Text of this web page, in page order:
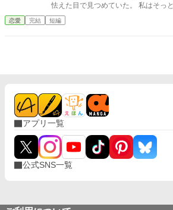
怯えた目で見つめていた。 私はそっ
と笑みを浮かべると私の方へ近づいてくる……。
溺愛にホラーを混ぜてみました。 短
恋愛 完結 短編
アプリ一覧
公式SNS一覧